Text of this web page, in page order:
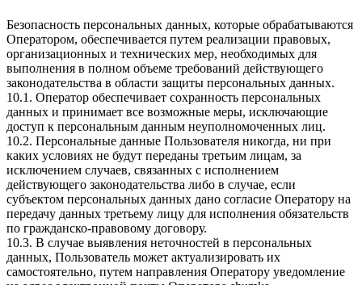
Безопасность персональных данных, которые обрабатываются
Оператором, обеспечивается путем реализации правовых,
организационных и технических мер, необходимых для
выполнения в полном объеме требований действующего
законодательства в области защиты персональных данных.
10.1. Оператор обеспечивает сохранность персональных
данных и принимает все возможные меры, исключающие
доступ к персональным данным неуполномоченных лиц.
10.2. Персональные данные Пользователя никогда, ни при
каких условиях не будут переданы третьим лицам, за
исключением случаев, связанных с исполнением
действующего законодательства либо в случае, если
субъектом персональных данных дано согласие Оператору на
передачу данных третьему лицу для исполнения обязательств
по гражданско-правовому договору.
10.3. В случае выявления неточностей в персональных
данных, Пользователь может актуализировать их
самостоятельно, путем направления Оператору уведомление